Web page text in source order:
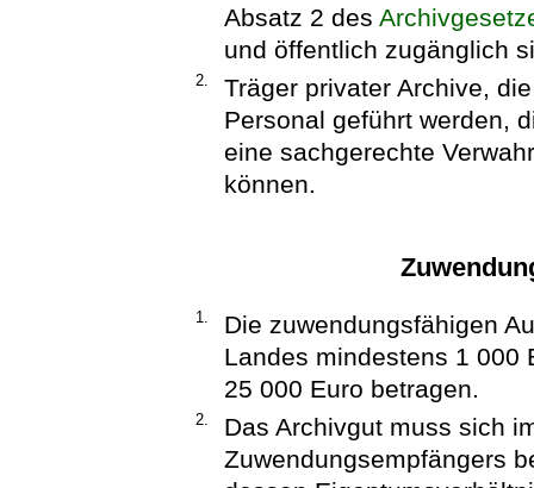
Absatz 2 des
und öffentlich zugänglich
2.
Träger privater Archive,
Personal geführt werden,
eine sachgerechte
können.
1.
Die zuwendungsfähigen
Landes mindestens 1 000
25 000 Euro betragen.
2.
Das Archivgut muss sich
Zuwendungsempfängers